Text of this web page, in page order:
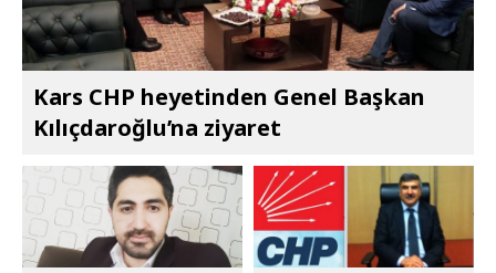
Kars CHP heyetinden Genel Başkan
Kılıçdaroğlu’na ziyaret